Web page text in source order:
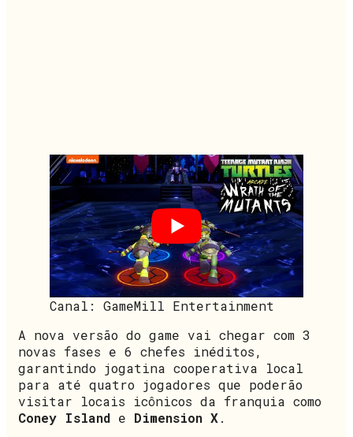
Canal: GameMill Entertainment
A nova versão do game vai chegar com 3
novas fases e 6 chefes inéditos,
garantindo jogatina cooperativa local
para até quatro jogadores que poderão
visitar locais icônicos da franquia como
Coney Island e Dimension X.